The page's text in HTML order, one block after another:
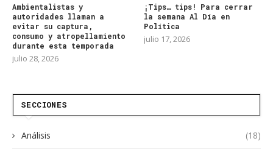
Ambientalistas y
autoridades llaman a
evitar su captura,
consumo y atropellamiento
durante esta temporada
julio 28, 2026
¡Tips… tips! Para cerrar
la semana Al Día en
Política
julio 17, 2026
SECCIONES
Análisis (18)